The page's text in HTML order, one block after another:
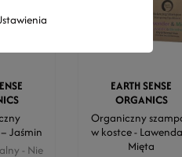
Jaśmin
- Nie
EARTH SENSE
ORGANICS
Organiczny
w kostce -
Mięta